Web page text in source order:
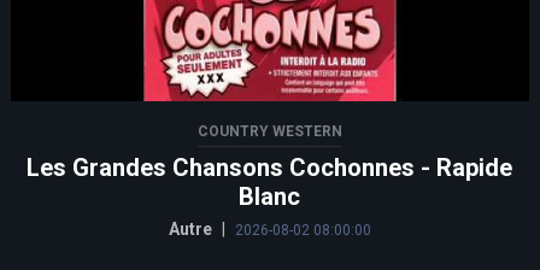
COUNTRY WESTERN
Les Grandes Chansons Cochonnes - Rapide
Blanc
Autre 2026-08-02 08:00:00